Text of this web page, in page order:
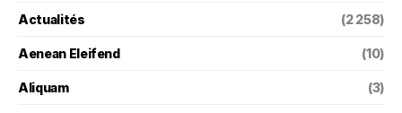
Actualités (2 258)
Aenean Eleifend (10)
Aliquam (3)